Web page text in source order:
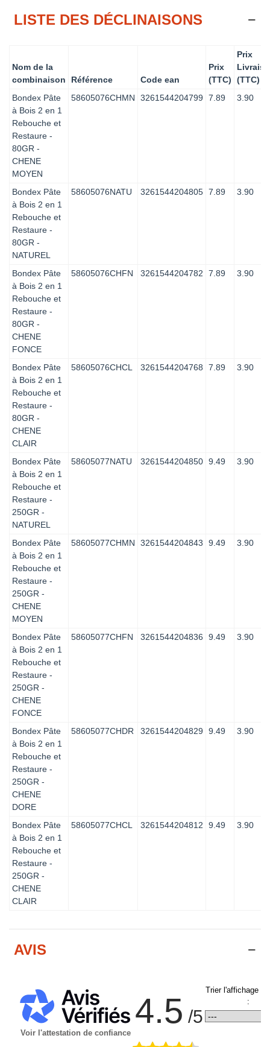
LISTE DES DÉCLINAISONS
Nom de la
combinaison
Référence Code ean
Prix
(TTC)
Prix
(TTC)
Bondex Pâte
à Bois 2 en 1
Rebouche et
Restaure -
80GR -
CHENE
MOYEN
58605076CHMN 3261544204799 7.89 3.90
Bondex Pâte
à Bois 2 en 1
Rebouche et
Restaure -
80GR -
NATUREL
58605076NATU 3261544204805 7.89 3.90
Bondex Pâte
à Bois 2 en 1
Rebouche et
Restaure -
80GR -
CHENE
FONCE
58605076CHFN 3261544204782 7.89 3.90
Bondex Pâte
à Bois 2 en 1
Rebouche et
Restaure -
80GR -
CHENE
CLAIR
58605076CHCL 3261544204768 7.89 3.90
Bondex Pâte
à Bois 2 en 1
Rebouche et
Restaure -
250GR -
NATUREL
58605077NATU 3261544204850 9.49 3.90
Bondex Pâte
à Bois 2 en 1
Rebouche et
Restaure -
250GR -
CHENE
MOYEN
58605077CHMN 3261544204843 9.49 3.90
Bondex Pâte
à Bois 2 en 1
Rebouche et
Restaure -
250GR -
CHENE
FONCE
58605077CHFN 3261544204836 9.49 3.90
Bondex Pâte
à Bois 2 en 1
Rebouche et
Restaure -
250GR -
CHENE
DORE
58605077CHDR 3261544204829 9.49 3.90
Bondex Pâte
à Bois 2 en 1
Rebouche et
Restaure -
250GR -
CHENE
CLAIR
58605077CHCL 3261544204812 9.49 3.90
AVIS
Voir l'attestation de confiance
4.5 /5
Trier l'affichage
: